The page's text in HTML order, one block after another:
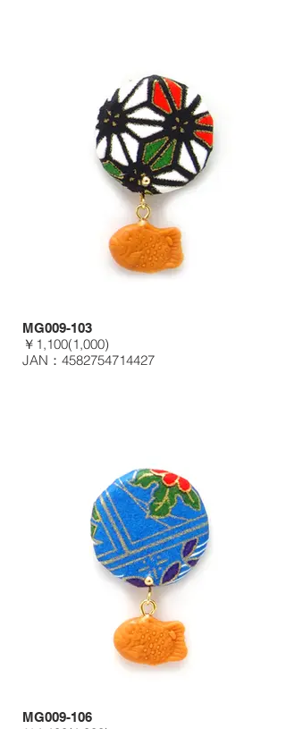
MG009-103
￥1,100(1,000)
JAN：4582754714427
MG009-106